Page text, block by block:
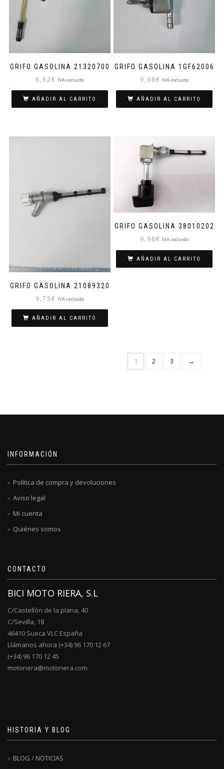
GRIFO GASOLINA 21320700
8,62€ IVA incluido
AÑADIR AL CARRITO
GRIFO GASOLINA 1GF62006
9,68€ IVA incluido
AÑADIR AL CARRITO
GRIFO GASOLINA 21089320
9,75€ IVA incluido
AÑADIR AL CARRITO
GRIFO GASOLINA 38010202
9,98€ IVA incluido
AÑADIR AL CARRITO
1 2 3 →
INFORMACIÓN
Política de compra y devoluciones
Aviso legal
Mi cuenta
Quiénes somos
CONTACTO
BICI MOTO RIERA, S.L
C/Castellón de la plana, 40
C/Sevilla, 18
46410 Sueca VLC España
Llámanos ahora (+34) 96 170 12 67
(+34) 96 170 12 45
motoriera@motoriera.com
HISTORIA Y BLOG
BLOG / NOTICIAS